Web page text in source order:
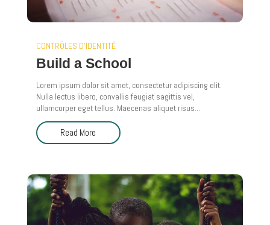
CONTRÔLES D'IDENTITÉ
Build a School
Lorem ipsum dolor sit amet, consectetur adipiscing elit.
Nulla lectus libero, convallis feugiat sagittis vel,
ullamcorper eget tellus. Maecenas aliquet risus...
Read More